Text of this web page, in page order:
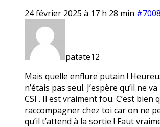
24 février 2025 à 17 h 28 min
patate12
Mais quelle enflure putain !
n’étais pas seul. J’espère qu’il ne
CSI . Il est vraiment fou. C’est bien
raccompagner chez toi car on ne
qu’il t’attend à la sortie ! Faut